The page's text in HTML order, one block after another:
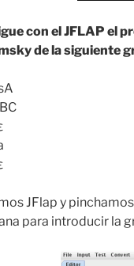
con el JFLAP el
de la siguiente
JFlap y
para introducir la